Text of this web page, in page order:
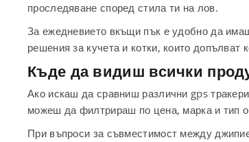
проследяване според стила ти на лов.
За ежедневието вкъщи пък е удобно да
решения за кучета и котки, които
Къде да видиш всички
Ако искаш да сравниш различни gps
можеш да филтрираш по цена, марка и тип
При въпроси за съвместимост между